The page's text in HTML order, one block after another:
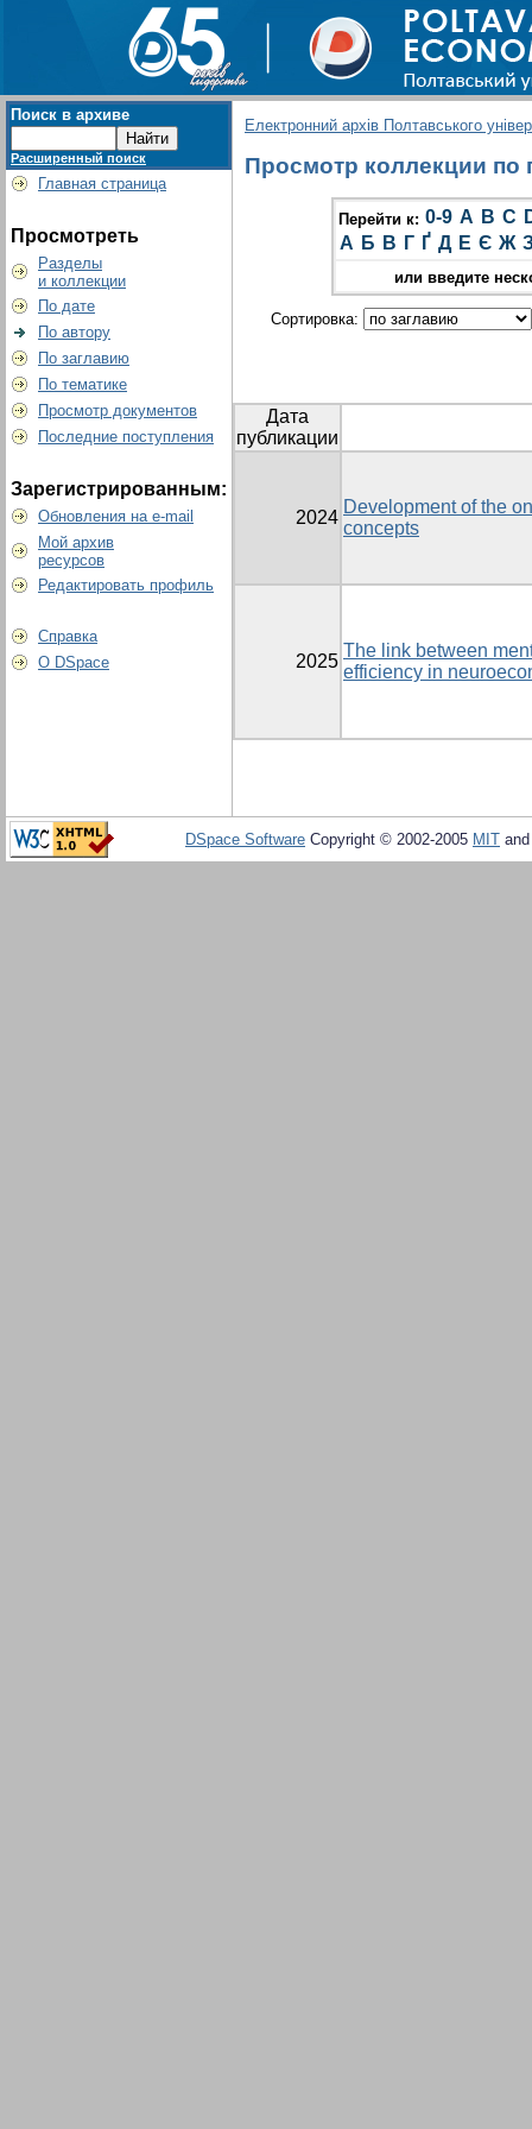
Поиск в архиве
Расширенный поиск
Главная страница
Просмотреть
Разделы
и коллекции
По дате
По автору
По заглавию
По тематике
Просмотр документов
Последние поступления
Зарегистрированным:
Обновления на e-mail
Мой архив
ресурсов
Редактировать профиль
Справка
О DSpace
Електронний архів Полтавського
Просмотр коллекции по
Перейти к: 0-9 A B C
А Б В Г Ґ Д Е Є Ж
или введите
Сортировка:
Дата
публикации
2024
Development of the
concepts
2025
The link between
efficiency in
DSpace Software Copyright © 2002-2005 MIT